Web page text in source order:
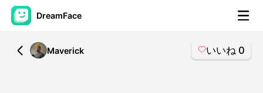
DreamFace
AIツール
All
Maverick いいね 0